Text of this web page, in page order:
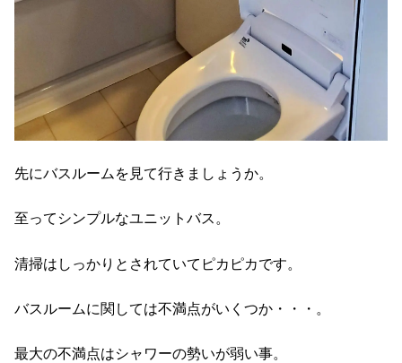
先にバスルームを見て行きましょうか。
至ってシンプルなユニットバス。
清掃はしっかりとされていてピカピカです。
バスルームに関しては不満点がいくつか・・・。
最大の不満点はシャワーの勢いが弱い事。